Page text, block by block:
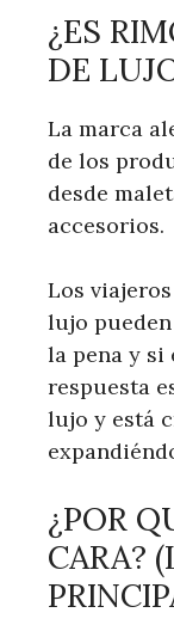
¿ES
DE
La marca
de los
desde
accesorios.
Los
lujo
la pena y si
respuesta
lujo y está
¿POR
CARA?